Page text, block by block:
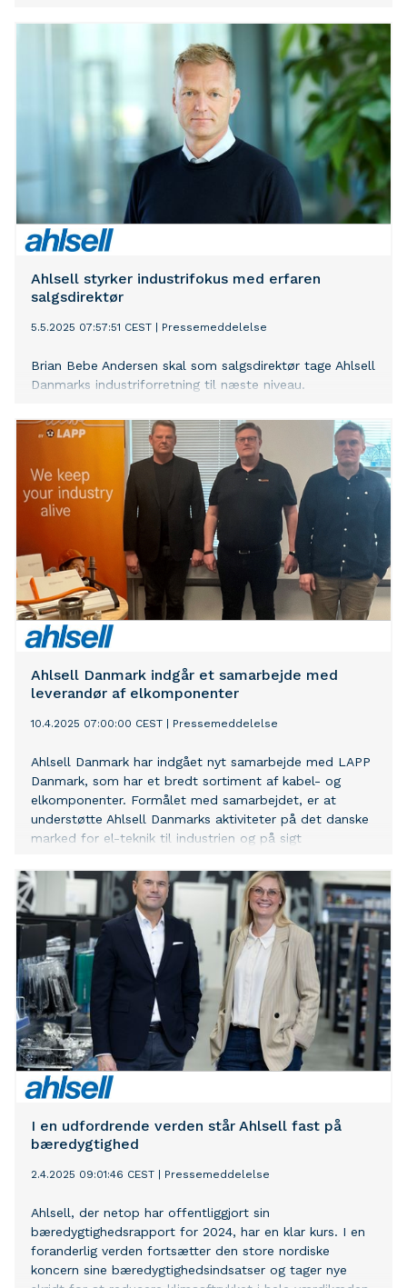
Ahlsell styrker industrifokus med erfaren
salgsdirektør
5.5.2025 07:57:51 CEST Pressemeddelelse
Brian Bebe Andersen skal som salgsdirektør tage Ahlsell
Danmarks industriforretning til næste niveau.
Ahlsell Danmark indgår et samarbejde med
leverandør af elkomponenter
10.4.2025 07:00:00 CEST Pressemeddelelse
Ahlsell Danmark har indgået nyt samarbejde med LAPP
Danmark, som har et bredt sortiment af kabel- og
elkomponenter. Formålet med samarbejdet, er at
understøtte Ahlsell Danmarks aktiviteter på det danske
marked for el-teknik til industrien og på sigt
I en udfordrende verden står Ahlsell fast på
bæredygtighed
2.4.2025 09:01:46 CEST Pressemeddelelse
Ahlsell, der netop har offentliggjort sin
bæredygtighedsrapport for 2024, har en klar kurs. I en
foranderlig verden fortsætter den store nordiske
koncern sine bæredygtighedsindsatser og tager nye